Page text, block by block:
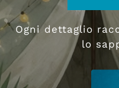
Ogni dettaglio
lo